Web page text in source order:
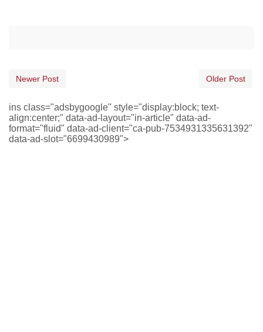
Newer Post Older Post
ins class="adsbygoogle" style="display:block; text-
align:center;" data-ad-layout="in-article" data-ad-
format="fluid" data-ad-client="ca-pub-7534931335631392"
data-ad-slot="6699430989">